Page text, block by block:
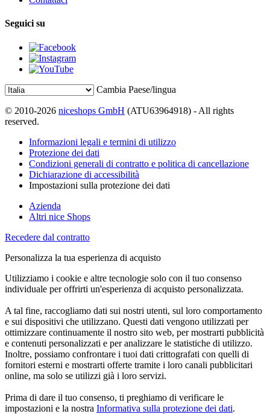
Seguici su
Cambia Paese/lingua
© 2010-2026 niceshops GmbH (ATU63964918) - All rights
reserved.
Informazioni legali e termini di utilizzo
Protezione dei dati
Condizioni generali di contratto e politica di cancellazione
Dichiarazione di accessibilità
Impostazioni sulla protezione dei dati
Azienda
Altri nice Shops
Recedere dal contratto
Personalizza la tua esperienza di acquisto
Utilizziamo i cookie e altre tecnologie solo con il tuo consenso
individuale per offrirti un'esperienza di acquisto personalizzata.
A tal fine, raccogliamo dati sui nostri utenti, sul loro comportamento
e sui dispositivi che utilizzano. Questi dati vengono utilizzati per
ottimizzare continuamente il nostro sito web, per mostrarti pubblicità
e contenuti personalizzati e per analizzare le statistiche di utilizzo.
Inoltre, possiamo confrontare i tuoi dati crittografati con quelli di
fornitori esterni e mostrarti offerte tramite i loro canali pubblicitari
online, ma solo se utilizzi già i loro servizi.
Prima di dare il tuo consenso, ti preghiamo di verificare le
impostazioni e la nostra Informativa sulla protezione dei dati.